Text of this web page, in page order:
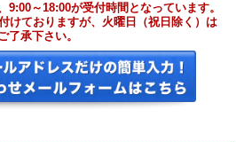
～18:00が受付時間となっています。
けておりますが、火曜日（祝日除く）は
了承下さい。